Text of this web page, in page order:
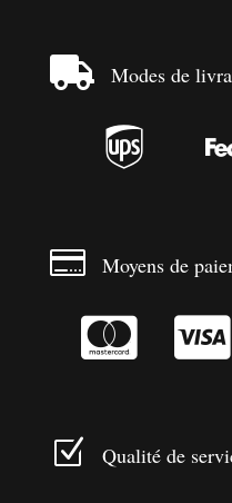
 Modes de

 Moyens de
 
Z Qualité de